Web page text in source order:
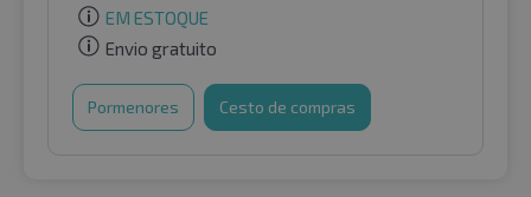
EM ESTOQUE
Envio gratuito
Pormenores Cesto de compras